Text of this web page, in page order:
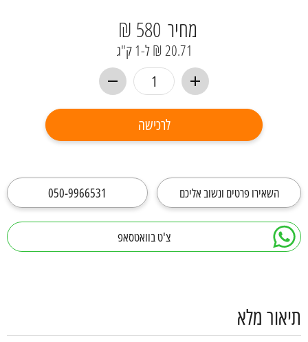
מחיר 580 ₪
20.71 ₪ ל-1 ק"ג
לרכישה
השאירו פרטים ונשוב אליכם 050-9966531
צ'ט בוואטסאפ
תיאור מלא